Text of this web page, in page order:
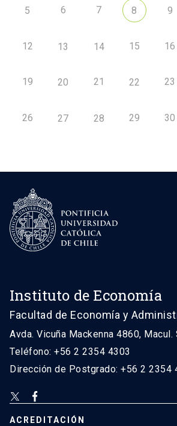
5 6 7 8 9
12 13 14 15 16
19 20 21 22 23
26 27 28 29 30
Instituto de Economía
Facultad de Economía y
Avda. Vicuña Mackenna 4860, Macul.
Teléfono: +56 2 2354 4303
Dirección de Postgrado: +56 2 2354
ACREDITACIÓN